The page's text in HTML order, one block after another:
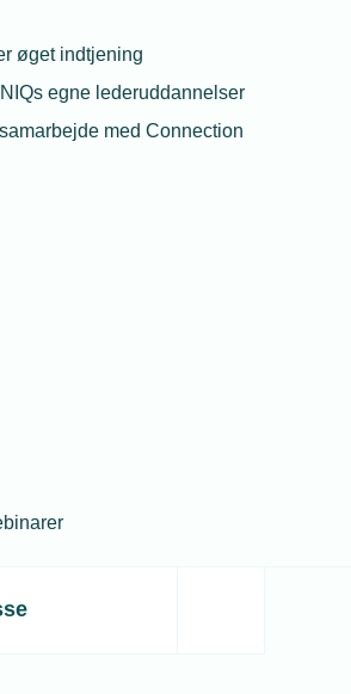
øget indtjening
egne lederuddannelser
med Connection
2023
virkelighed for
holdning til